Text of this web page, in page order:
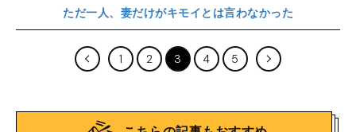
ただ一人、妻だけがキモイとは言わなかった
1 2 3 4 5